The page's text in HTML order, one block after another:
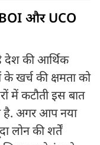
और UCO
देश की आर्थिक
खर्च की क्षमता को
में कटौती इस बात
है. अगर आप नया
लोन की शर्तें